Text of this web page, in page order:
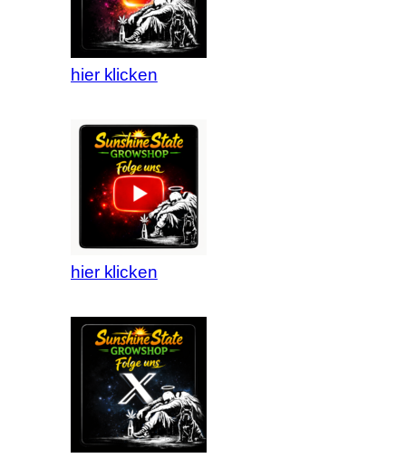
hier klicken
hier klicken